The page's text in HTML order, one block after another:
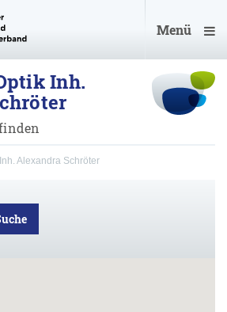
Menü
Inh.
Alexandra Schröter